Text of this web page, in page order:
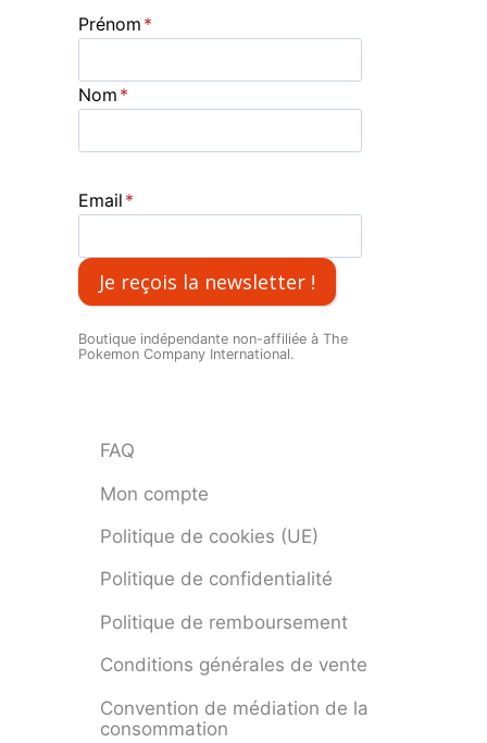
Prénom *
Nom *
Email *
Je reçois la newsletter !
Boutique indépendante non-affiliée à The
Pokemon Company International.
FAQ
Mon compte
Politique de cookies (UE)
Politique de confidentialité
Politique de remboursement
Conditions générales de vente
Convention de médiation de la
consommation